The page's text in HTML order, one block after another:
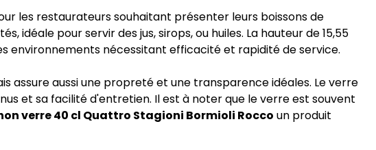
les restaurateurs souhaitant présenter leurs boissons de
pour servir des jus, sirops, ou huiles. La hauteur de 15,55
environnements nécessitant efficacité et rapidité de service.
assure aussi une propreté et une transparence idéales. Le verre
et sa facilité d'entretien. Il est à noter que le verre est souvent
verre 40 cl Quattro Stagioni Bormioli Rocco un produit